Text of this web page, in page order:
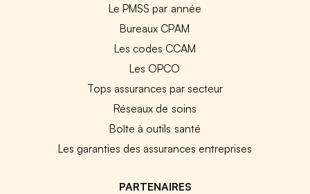
Le PMSS par année
Bureaux CPAM
Les codes CCAM
Les OPCO
Tops assurances par secteur
Réseaux de soins
Boîte à outils santé
Les garanties des assurances entreprises
PARTENAIRES